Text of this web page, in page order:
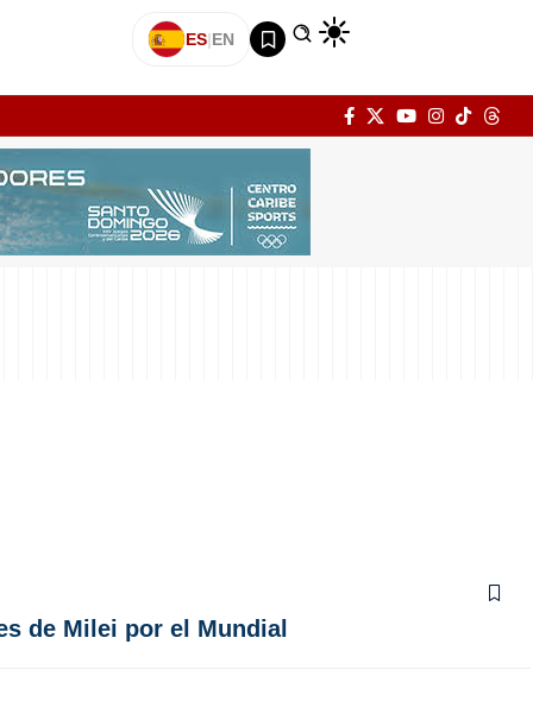
ES|EN
de Milei por el Mundial